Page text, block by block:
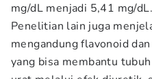
mg/dL menjadi 5,41 mg/dL.
Penelitian lain juga
mengandung flavonoid
yang bisa membantu